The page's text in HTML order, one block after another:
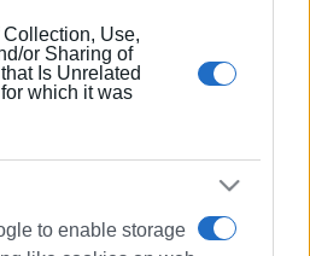
Collection, Use,
or Sharing of
Is Unrelated
which it was
to enable storage